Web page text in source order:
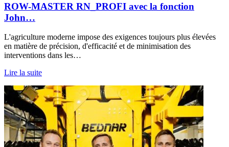
ROW-MASTER RN_PROFI avec la fonction
John…
L'agriculture moderne impose des exigences toujours plus élevées
en matière de précision, d'efficacité et de minimisation des
interventions dans les…
Lire la suite